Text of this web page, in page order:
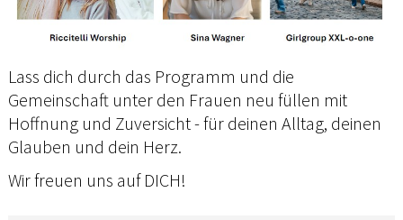
Lass dich durch das Programm und die
Gemeinschaft unter den Frauen neu füllen mit
Hoffnung und Zuversicht - für deinen Alltag, deinen
Glauben und dein Herz.
Wir freuen uns auf DICH!